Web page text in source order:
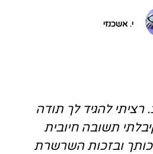
י. אשכנזי
רציתי להגיד לך תודה
תשובה חיובית
ובזכות השרשרת